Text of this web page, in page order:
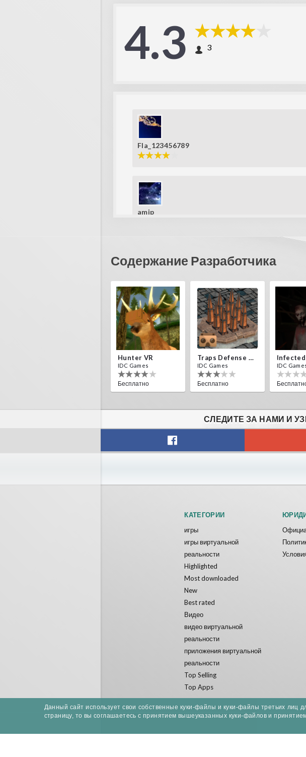
4.3 3
Fla_123456789
amip
Содержание Разработчика
Hunter VR
IDC Games
Бесплатно
Traps Defense VR
IDC Games
Бесплатно
Infected
IDC
СЛЕДИТЕ ЗА НАМИ И
КАТЕГОРИИ
игры
игры виртуальной
реальности
Highlighted
Most downloaded
New
Best rated
Видео
видео виртуальной
реальности
приложения виртуальной
реальности
Top Selling
Top Apps
Данный сайт использует свои собственные куки-файлы и куки-файлы третьих лиц
страницу, то вы соглашаетесь с принятием вышеуказанных куки-файлов и